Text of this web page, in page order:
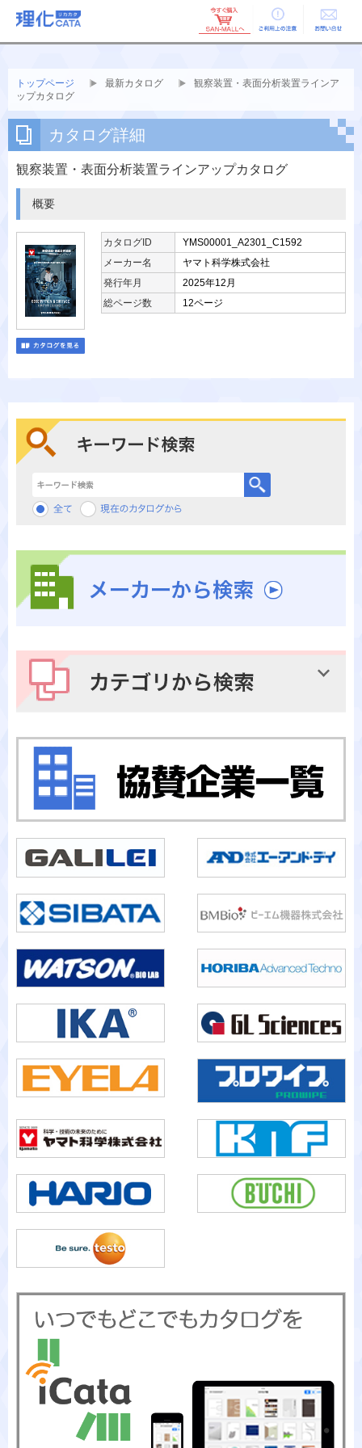
ご利用上の お問い合せ
トップページ 最新カタログ
観察装置・表面分析装置ラインア
ップカタログ
カタログ詳細
観察装置・表面分析装置ラインアップカタログ
概要
カタログID
YMS00001_A2301_C1592
メーカー名
ヤマト科学株式会社
発行年月
2025年12月
総ページ数
12ページ
キーワード検索